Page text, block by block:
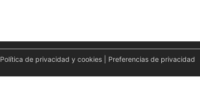
Política de privacidad y cookies Preferencias de privacidad